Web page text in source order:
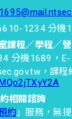
離心機（
1234 分機
課程／學程／營
分機1689，E-
，課程
相關諮詢
約 」服務，無